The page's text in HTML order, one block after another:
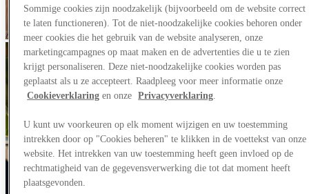
Sommige cookies zijn noodzakelijk (bijvoorbeeld om de website correct
te laten functioneren). Tot de niet-noodzakelijke cookies behoren onder
meer cookies die het gebruik van de website analyseren, onze
marketingcampagnes op maat maken en de advertenties die u te zien
krijgt personaliseren. Deze niet-noodzakelijke cookies worden pas
geplaatst als u ze accepteert. Raadpleeg voor meer informatie onze
Cookieverklaring en onze Privacyverklaring
U kunt uw voorkeuren op elk moment wijzigen en uw toestemming
intrekken door op "Cookies beheren" te klikken in de voettekst van onze
website. Het intrekken van uw toestemming heeft geen invloed op de
rechtmatigheid van de gegevensverwerking die tot dat moment heeft
plaatsgevonden.